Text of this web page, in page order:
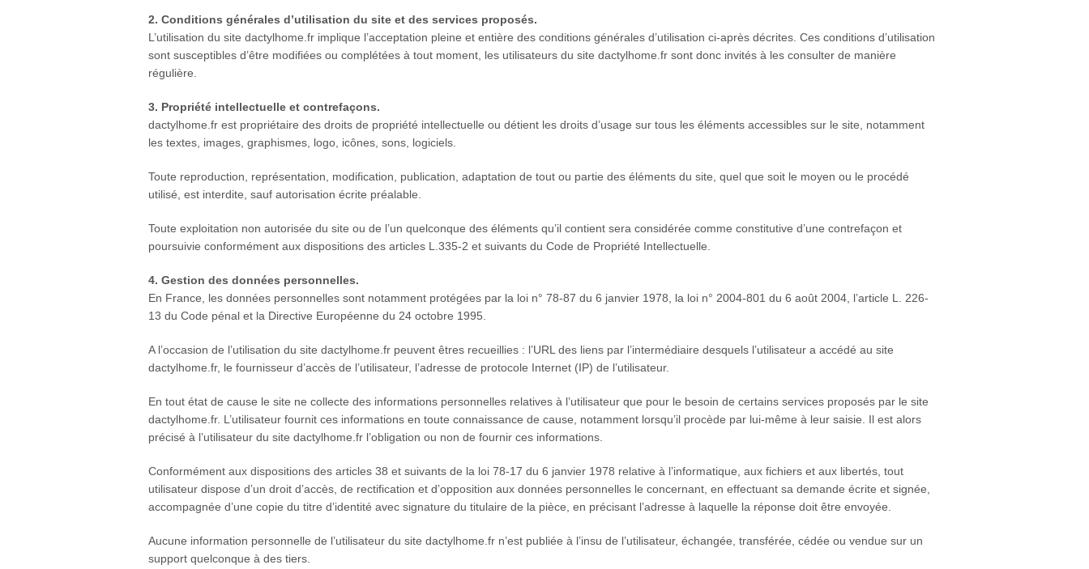
2. Conditions générales d’utilisation du site et des services proposés.
L’utilisation du site dactylhome.fr implique l’acceptation pleine et entière des conditions générales d’utilisation ci-après décrites. Ces conditions d’utilisation
sont susceptibles d’être modifiées ou complétées à tout moment, les utilisateurs du site dactylhome.fr sont donc invités à les consulter de manière
régulière.
3. Propriété intellectuelle et contrefaçons.
dactylhome.fr est propriétaire des droits de propriété intellectuelle ou détient les droits d’usage sur tous les éléments accessibles sur le site, notamment
les textes, images, graphismes, logo, icônes, sons, logiciels.
Toute reproduction, représentation, modification, publication, adaptation de tout ou partie des éléments du site, quel que soit le moyen ou le procédé
utilisé, est interdite, sauf autorisation écrite préalable.
Toute exploitation non autorisée du site ou de l’un quelconque des éléments qu’il contient sera considérée comme constitutive d’une contrefaçon et
poursuivie conformément aux dispositions des articles L.335-2 et suivants du Code de Propriété Intellectuelle.
4. Gestion des données personnelles.
En France, les données personnelles sont notamment protégées par la loi n° 78-87 du 6 janvier 1978, la loi n° 2004-801 du 6 août 2004, l’article L. 226-
13 du Code pénal et la Directive Européenne du 24 octobre 1995.
A l’occasion de l’utilisation du site dactylhome.fr peuvent êtres recueillies : l’URL des liens par l’intermédiaire desquels l’utilisateur a accédé au site
dactylhome.fr, le fournisseur d’accès de l’utilisateur, l’adresse de protocole Internet (IP) de l’utilisateur.
En tout état de cause le site ne collecte des informations personnelles relatives à l’utilisateur que pour le besoin de certains services proposés par le site
dactylhome.fr. L’utilisateur fournit ces informations en toute connaissance de cause, notamment lorsqu’il procède par lui-même à leur saisie. Il est alors
précisé à l’utilisateur du site dactylhome.fr l’obligation ou non de fournir ces informations.
Conformément aux dispositions des articles 38 et suivants de la loi 78-17 du 6 janvier 1978 relative à l’informatique, aux fichiers et aux libertés, tout
utilisateur dispose d’un droit d’accès, de rectification et d’opposition aux données personnelles le concernant, en effectuant sa demande écrite et signée,
accompagnée d’une copie du titre d’identité avec signature du titulaire de la pièce, en précisant l’adresse à laquelle la réponse doit être envoyée.
Aucune information personnelle de l’utilisateur du site dactylhome.fr n’est publiée à l’insu de l’utilisateur, échangée, transférée, cédée ou vendue sur un
support quelconque à des tiers.